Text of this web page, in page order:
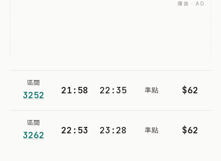
廣告 · AD
區間
3252 21:58 22:35 準點 $62
區間
3262 22:53 23:28 準點 $62